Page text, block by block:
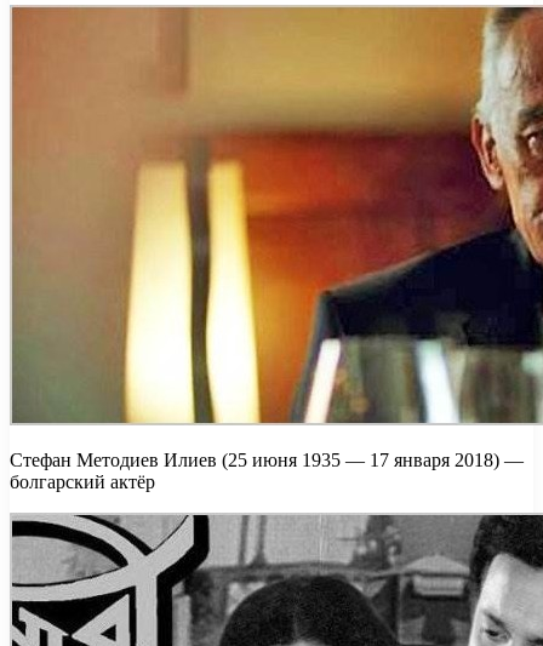
Стефан Методиев Илиев (25 июня 1935 — 17 января 2018) —
болгарский актёр